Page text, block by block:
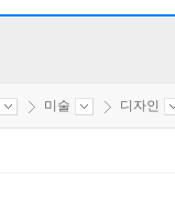
미술 디자인